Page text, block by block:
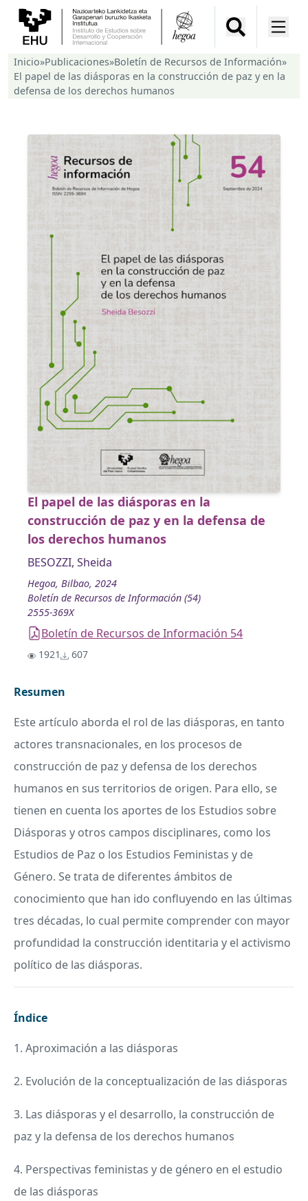
Inicio»Publicaciones»Boletín de Recursos de Información»
El papel de las diásporas en la construcción de paz y en la
defensa de los derechos humanos
El papel de las diásporas en la
construcción de paz y en la defensa de
los derechos humanos
BESOZZI, Sheida
Hegoa, Bilbao, 2024
Boletín de Recursos de Información (54)
2555-369X
Boletín de Recursos de Información 54
1921 607
Resumen
Este artículo aborda el rol de las diásporas, en tanto
actores transnacionales, en los procesos de
construcción de paz y defensa de los derechos
humanos en sus territorios de origen. Para ello, se
tienen en cuenta los aportes de los Estudios sobre
Diásporas y otros campos disciplinares, como los
Estudios de Paz o los Estudios Feministas y de
Género. Se trata de diferentes ámbitos de
conocimiento que han ido confluyendo en las últimas
tres décadas, lo cual permite comprender con mayor
profundidad la construcción identitaria y el activismo
político de las diásporas.
Índice
1. Aproximación a las diásporas
2. Evolución de la conceptualización de las diásporas
3. Las diásporas y el desarrollo, la construcción de
paz y la defensa de los derechos humanos
4. Perspectivas feministas y de género en el estudio
de las diásporas